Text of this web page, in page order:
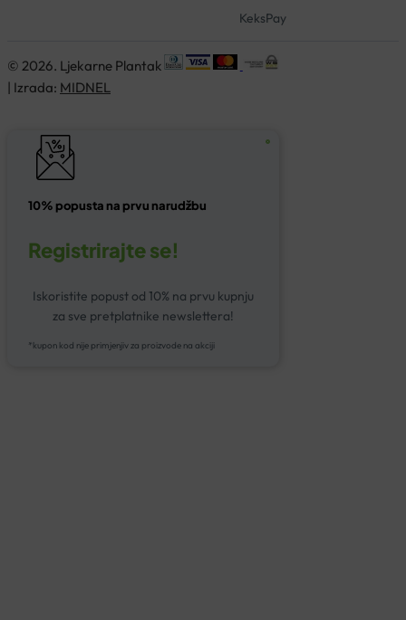
KeksPay
© 2026. Ljekarne Plantak
| Izrada: MIDNEL
10% popusta na prvu narudžbu
Registrirajte se!
Iskoristite popust od 10% na prvu kupnju
za sve pretplatnike newslettera!
*kupon kod nije primjenjiv za proizvode na akciji